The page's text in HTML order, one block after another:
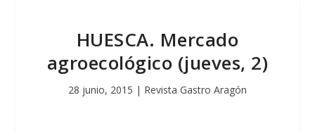
HUESCA. Mercado
agroecológico (jueves, 2)
28 junio, 2015 | Revista Gastro Aragón